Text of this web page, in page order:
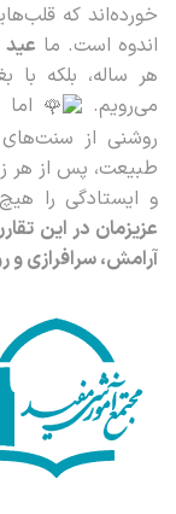
خورده‌اند که
اندوه است. ما عید
هر ساله، بلکه با
می‌رویم.
روشنی از
طبیعت، پس از هر
و ایستادگی را
عزیزمان در این
آرامش، سرافرازی و